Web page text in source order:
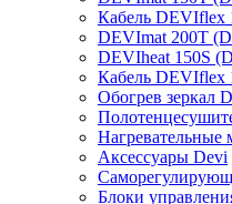
Кабель DEVIflex
DEVImat 200T
DEVIheat 150S
Кабель DEVIflex
Обогрев зеркал
Нагревательные
Аксессуары Devi
Блоки